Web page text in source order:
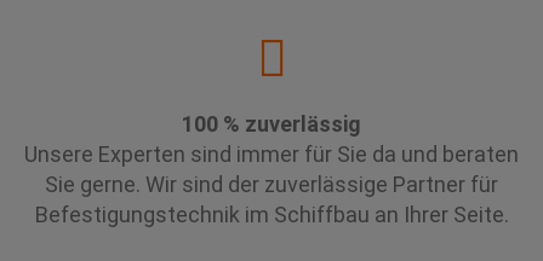
100 % zuverlässig
Unsere Experten sind immer für Sie da und beraten
Sie gerne. Wir sind der zuverlässige Partner für
Befestigungstechnik im Schiffbau an Ihrer Seite.